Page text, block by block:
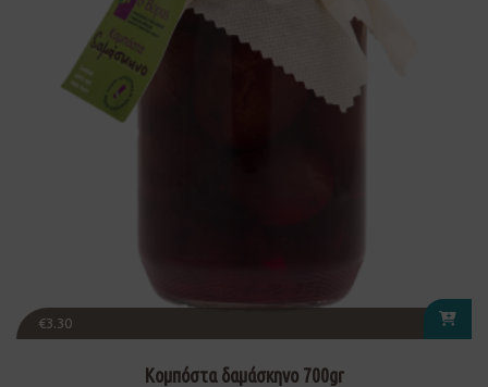
€3.30
Κομπόστα δαμάσκηνο 700gr